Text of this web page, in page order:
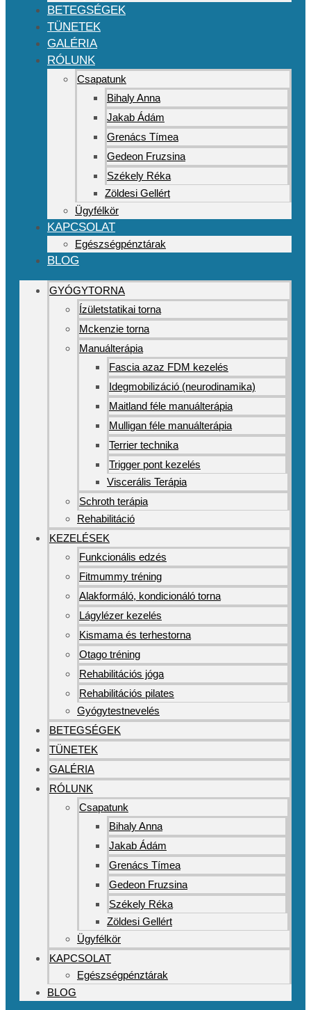
BETEGSÉGEK
TÜNETEK
GALÉRIA
RÓLUNK
Csapatunk
Bihaly Anna
Jakab Ádám
Grenács Tímea
Gedeon Fruzsina
Székely Réka
Zöldesi Gellért
Ügyfélkör
KAPCSOLAT
Egészségpénztárak
BLOG
GYÓGYTORNA
Ízületstatikai torna
Mckenzie torna
Manuálterápia
Fascia azaz FDM kezelés
Idegmobilizáció (neurodinamika)
Maitland féle manuálterápia
Mulligan féle manuálterápia
Terrier technika
Trigger pont kezelés
Viscerális Terápia
Schroth terápia
Rehabilitáció
KEZELÉSEK
Funkcionális edzés
Fitmummy tréning
Alakformáló, kondicionáló torna
Lágylézer kezelés
Kismama és terhestorna
Otago tréning
Rehabilitációs jóga
Rehabilitációs pilates
Gyógytestnevelés
BETEGSÉGEK
TÜNETEK
GALÉRIA
RÓLUNK
Csapatunk
Bihaly Anna
Jakab Ádám
Grenács Tímea
Gedeon Fruzsina
Székely Réka
Zöldesi Gellért
Ügyfélkör
KAPCSOLAT
Egészségpénztárak
BLOG